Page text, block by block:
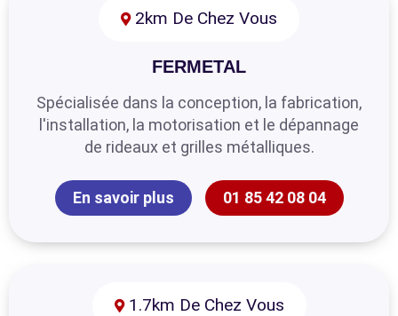
2km De Chez Vous
FERMETAL
Spécialisée dans la conception, la fabrication,
l'installation, la motorisation et le dépannage
de rideaux et grilles métalliques.
En savoir plus 01 85 42 08 04
1.7km De Chez Vous